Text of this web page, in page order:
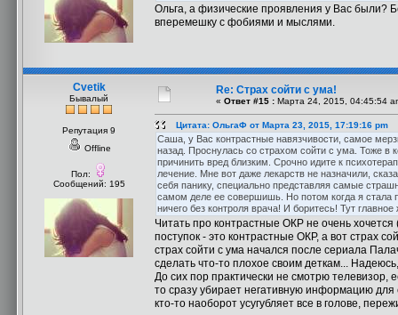
Ольга, а физические проявления у Вас были?
вперемешку с фобиями и мыслями.
Cvetik
Бывалый
Репутация 9
Offline
Пол:
Сообщений: 195
Re: Страх сойти с ума!
« Ответ #15 : Марта 24, 2015, 04:45:54
Цитата: ОльгаФ от Марта 23, 2015, 17:19:16 pm
Саша, у Вас контрастные навязчивости, самое
назад. Проснулась со страхом сойти с ума. Тоже в
причинить вред близким. Срочно идите к
лечение. Мне вот даже лекарств не назначили,
себя панику, специально представляя самые
самом деле ее совершишь. Но потом когда я стала
ничего без контроля врача! И боритесь! Тут главное
Читать про контрастные ОКР не очень
поступок - это контрастные ОКР, а вот страх
страх сойти с ума начался после сериала
сделать что-то плохое своим деткам...
До сих пор практически не смотрю телевизор,
то сразу убирает негативную информацию
кто-то наоборот усугубляет все в голове,